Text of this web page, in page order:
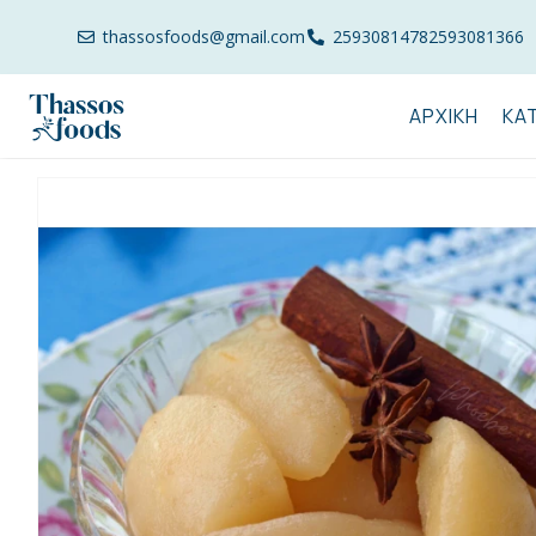
thassosfoods@gmail.com 25930814782593081366
ΑΡΧΙΚΉ